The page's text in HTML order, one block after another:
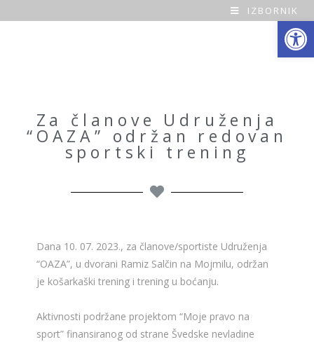
Open toolbar
O
IZBORNIK
Za članove Udruženja
“OAZA” održan redovan
sportski trening
Dana 10. 07. 2023., za članove/sportiste Udruženja
“OAZA”, u dvorani Ramiz Salčin na Mojmilu, održan
je košarkaški trening i trening u boćanju.
Aktivnosti podržane projektom “Moje pravo na
sport” finansiranog od strane Švedske nevladine